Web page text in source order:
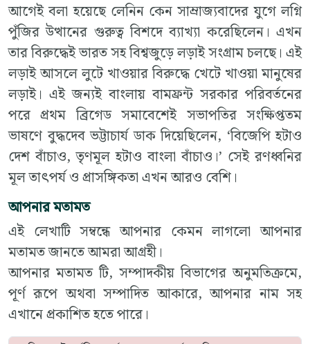
আগেই বলা হয়েছে লেনিন কেন সাম্রাজ্যবাদের যুগে লগ্নি
পুঁজির উত্থানের গুরুত্ব বিশদে ব্যাখ্যা করেছিলেন। এখন
তার বিরুদ্ধেই ভারত সহ বিশ্বজুড়ে লড়াই সংগ্রাম চলছে। এই
লড়াই আসলে লুটে খাওয়ার বিরুদ্ধে খেটে খাওয়া মানুষের
লড়াই। এই জন্যই বাংলায় বামফ্রন্ট সরকার পরিবর্তনের
পরে প্রথম ব্রিগেড সমাবেশেই সভাপতির সংক্ষিপ্ততম
ভাষণে বুদ্ধদেব ভট্টাচার্য ডাক দিয়েছিলেন, ‘বিজেপি হটাও
দেশ বাঁচাও, তৃণমূল হটাও বাংলা বাঁচাও।’ সেই রণধ্বনির
মূল তাৎপর্য ও প্রাসঙ্গিকতা এখন আরও বেশি।
আপনার মতামত
এই লেখাটি সম্বন্ধে আপনার কেমন লাগলো আপনার
মতামত জানতে আমরা আগ্রহী।
আপনার মতামত টি, সম্পাদকীয় বিভাগের অনুমতিক্রমে,
পূর্ণ রূপে অথবা সম্পাদিত আকারে, আপনার নাম সহ
এখানে প্রকাশিত হতে পারে।